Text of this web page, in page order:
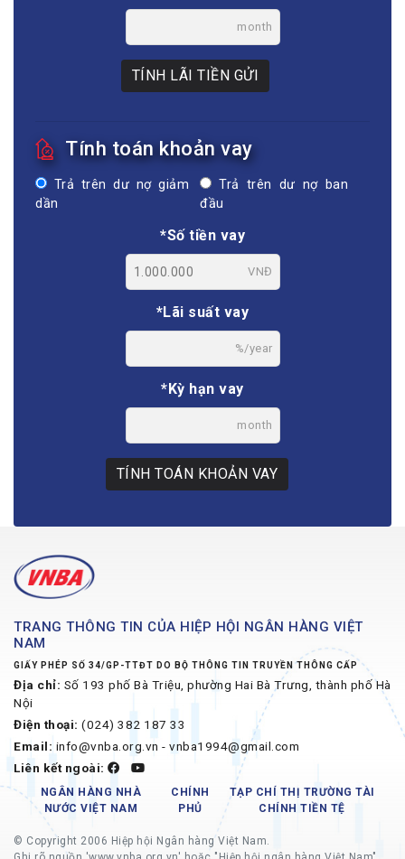
month
TÍNH LÃI TIỀN GỬI
Tính toán khoản vay
Trả trên dư nợ giảm
dần
Trả trên dư nợ ban
đầu
*Số tiền vay
VNĐ
*Lãi suất vay
%/year
*Kỳ hạn vay
month
TÍNH TOÁN KHOẢN VAY
TRANG THÔNG TIN CỦA HIỆP HỘI NGÂN HÀNG VIỆT
NAM
GIẤY PHÉP SỐ 34/GP-TTĐT DO BỘ THÔNG TIN TRUYỀN THÔNG CẤP
Địa chỉ: Số 193 phố Bà Triệu, phường Hai Bà Trưng, thành phố Hà
Nội
Điện thoại: (024) 382 187 33
Email: info@vnba.org.vn - vnba1994@gmail.com
Liên kết ngoài:
NGÂN HÀNG NHÀ
NƯỚC VIỆT NAM
CHÍNH
PHỦ
TẠP CHÍ THỊ TRƯỜNG TÀI
CHÍNH TIỀN TỆ
© Copyright 2006 Hiệp hội Ngân hàng Việt Nam.